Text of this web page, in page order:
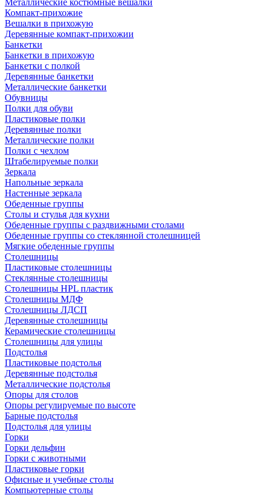
Металлические костюмные вешалки
Компакт-прихожие
Вешалки в прихожую
Деревянные компакт-прихожии
Банкетки
Банкетки в прихожую
Банкетки с полкой
Деревянные банкетки
Металлические банкетки
Обувницы
Полки для обуви
Пластиковые полки
Деревянные полки
Металлические полки
Полки с чехлом
Штабелируемые полки
Зеркала
Напольные зеркала
Настенные зеркала
Обеденные группы
Столы и стулья для кухни
Обеденные группы с раздвижными столами
Обеденные группы со стеклянной столешницей
Мягкие обеденные группы
Столешницы
Пластиковые столешницы
Стеклянные столешницы
Столешницы HPL пластик
Столешницы МДФ
Столешницы ЛДСП
Деревянные столешницы
Керамические столешницы
Столешницы для улицы
Подстолья
Пластиковые подстолья
Деревянные подстолья
Металлические подстолья
Опоры для столов
Опоры регулируемые по высоте
Барные подстолья
Подстолья для улицы
Горки
Горки дельфин
Горки с животными
Пластиковые горки
Офисные и учебные столы
Компьютерные столы